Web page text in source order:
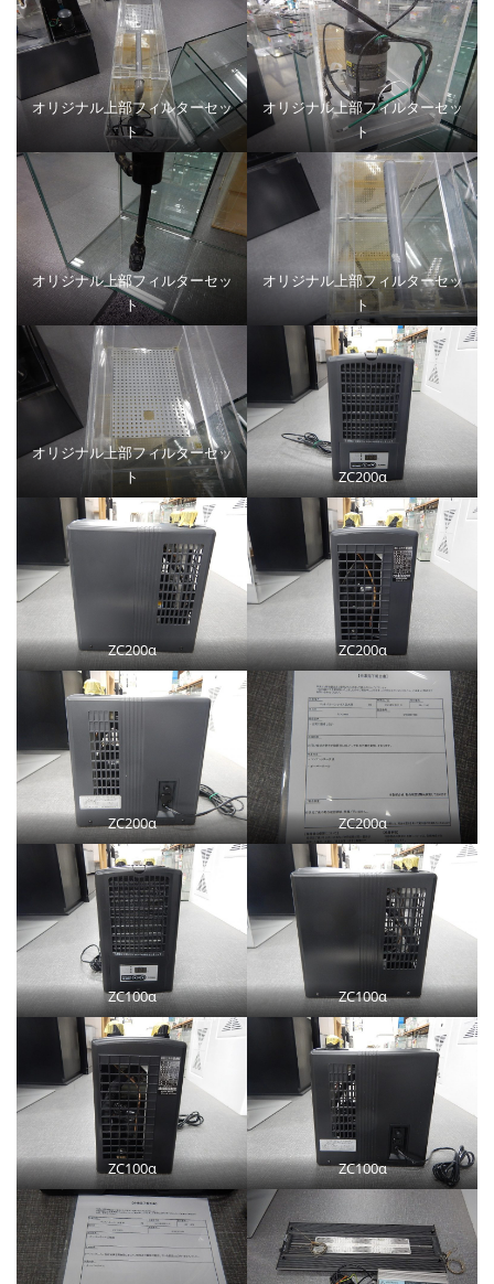
オリジナル上部フィルターセッ
ト
オリジナル上部フィルターセッ
ト
オリジナル上部フィルターセッ
ト
オリジナル上部フィルターセッ
ト
オリジナル上部フィルターセッ
ト
ZC200α
ZC200α ZC200α
ZC200α ZC200α
ZC100α ZC100α
ZC100α ZC100α